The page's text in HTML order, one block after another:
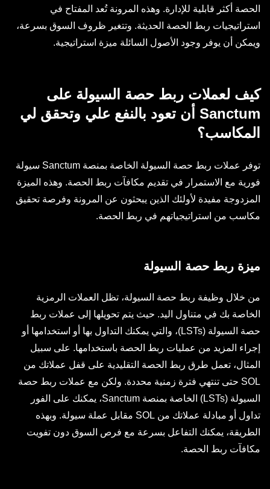
الحصة أكثر قابلية للإدارة. وهذه المرونة تُعد المفتاح في
استراتيجيات ربط الحصة الحديثة. وتتغير ظروف السوق بسرعة،
ويمكن أن يوفر وجود الأصول السائلة ميزة استراتيجية.
كيف لعملات ربط حصة السيولة على
Sanctum أن تعود بالنفع علي وتحقق لي
المكاسب؟
توفر عملات ربط حصة السيولة الخاصة بمنصة Sanctum سيولة
فورية مع الاستمرار في تقديم مكافآت ربط الحصة. وهذه الميزة
المزدوجة مفيدة لأولئك الذين يبحثون عن المرونة وفرصة تحقيق
مكاسب من استراتيجياتهم في ربط الحصة.
ميزة ربط حصة السيولة
من خلال وظيفة ربط حصة السيولة، تظل العملات الرمزية
الخاصة بك في متناول اليد. حيث يتم تحويلها إلى عملات ربط
حصة السيولة (LSTs)، والتي يمكنك التداول بها أو استخدامها أو
إجراء المزيد من عمليات ربط الحصة باستخدامها. على سبيل
المثال، تعمل طرق ربط الحصة التقليدية على قفل عملاتك من
SOL حتى تنتهي فترة زمنية محددة. ولكن مع عملات ربط حصة
السيولة (LSTs) الخاصة بمنصة Sanctum، يمكنك على الفور
تداول أو مبادلة عملاتك من SOL مقابل عملة سيولة. وبهذه
الطريقة، يمكنك التفاعل بسرعة مع فرص السوق دون تفويت
مكافآت ربط الحصة.